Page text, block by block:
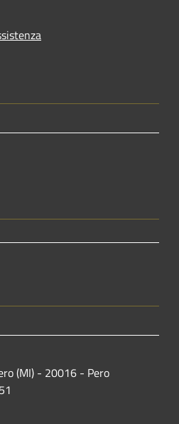
(MI) - 20016 - Pero